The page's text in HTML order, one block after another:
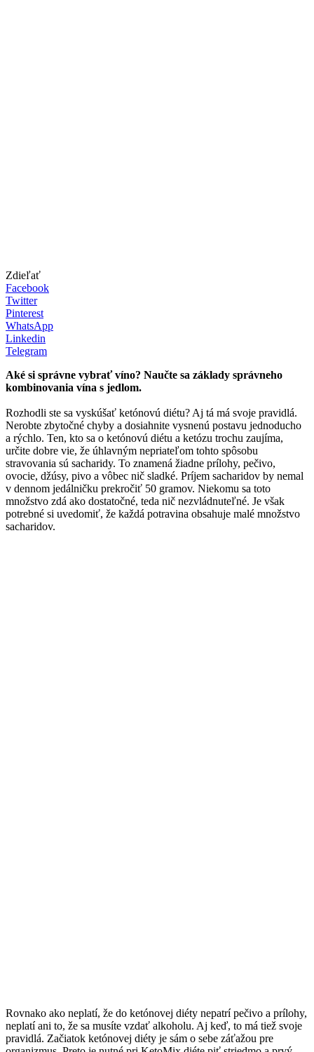
Zdieľať
Facebook
Twitter
Pinterest
WhatsApp
Linkedin
Telegram
Aké si správne vybrať víno? Naučte sa základy správneho
kombinovania vína s jedlom.
Rozhodli ste sa vyskúšať ketónovú diétu? Aj tá má svoje pravidlá.
Nerobte zbytočné chyby a dosiahnite vysnenú postavu jednoducho
a rýchlo. Ten, kto sa o ketónovú diétu a ketózu trochu zaujíma,
určite dobre vie, že úhlavným nepriateľom tohto spôsobu
stravovania sú sacharidy. To znamená žiadne prílohy, pečivo,
ovocie, džúsy, pivo a vôbec nič sladké. Príjem sacharidov by nemal
v dennom jedálničku prekročiť 50 gramov. Niekomu sa toto
množstvo zdá ako dostatočné, teda nič nezvládnuteľné. Je však
potrebné si uvedomiť, že každá potravina obsahuje malé množstvo
sacharidov.
Rovnako ako neplatí, že do ketónovej diéty nepatrí pečivo a prílohy,
neplatí ani to, že sa musíte vzdať alkoholu. Aj keď, to má tiež svoje
pravidlá. Začiatok ketónovej diéty je sám o sebe záťažou pre